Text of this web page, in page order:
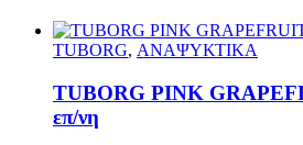
TUBORG, ΑΝΑΨΥΚΤΙΚΑ
TUBORG PINK
επ/νη